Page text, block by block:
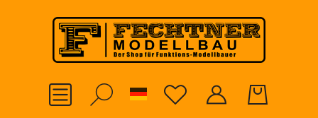
springen
German